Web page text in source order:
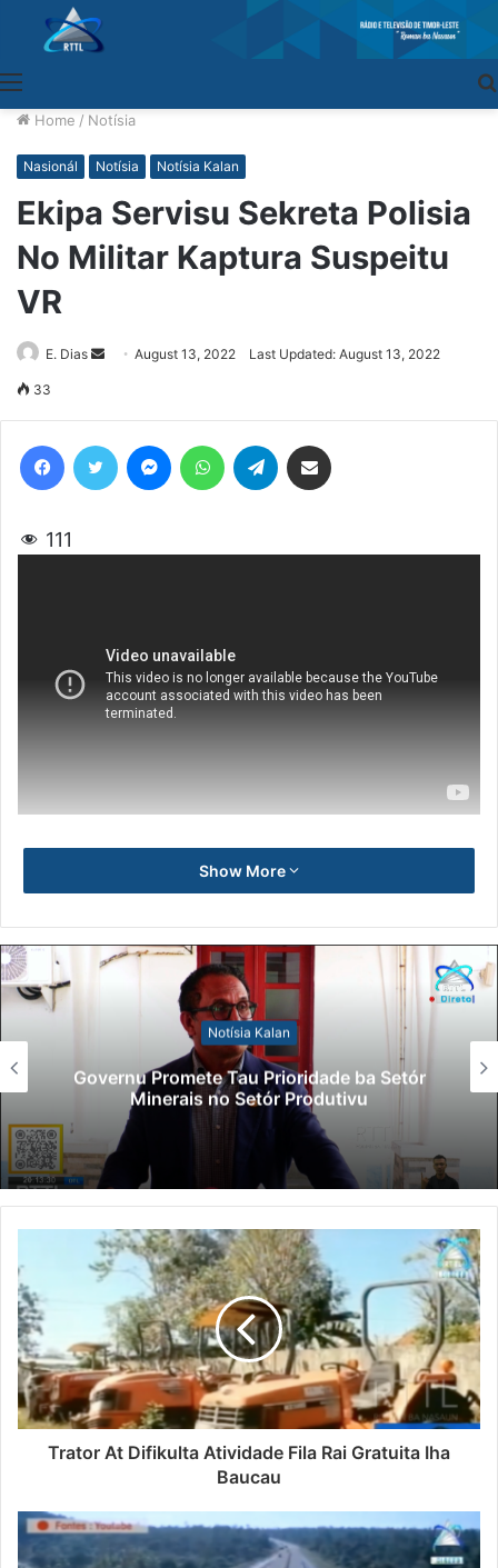
Home / Notísia
Nasionál Notísia Notísia Kalan
Ekipa Servisu Sekreta Polisia
No Militar Kaptura Suspeitu
VR
E. Dias
SendAugust 13, 2022 Last Updated: August 13, 2022
33
111
Show More
Notísia Kalan
Governu Promete Tau Prioridade ba Setór
Minerais no Setór Produtivu
Trator At Difikulta Atividade Fila Rai Gratuita Iha
Baucau